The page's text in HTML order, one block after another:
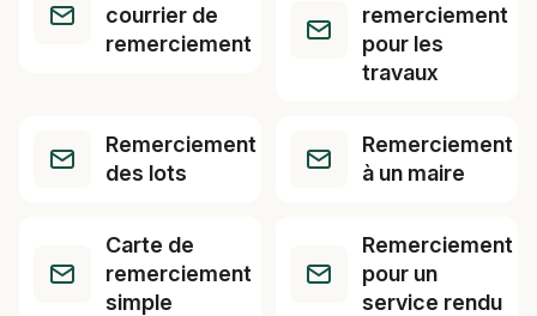
courrier de
remerciement
remerciement
pour les
travaux
Remerciement
des lots
Remerciement
à un maire
Carte de
remerciement
simple
Remerciement
pour un
service rendu